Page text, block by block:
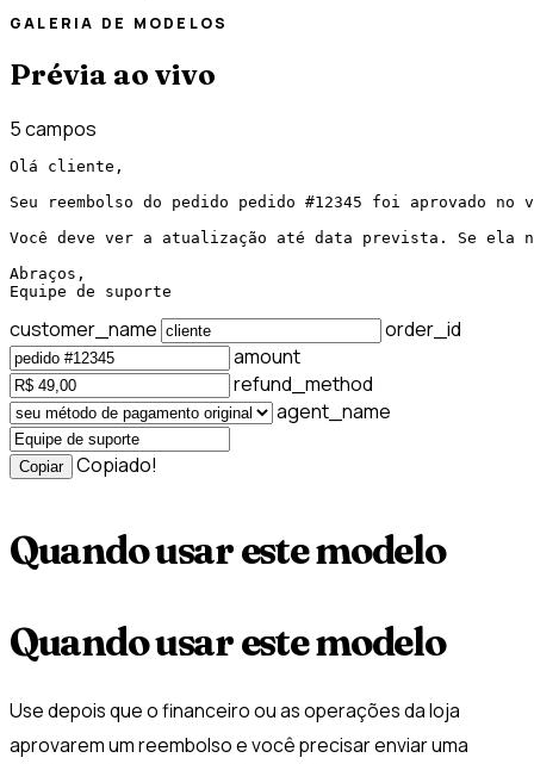
GALERIA DE MODELOS
Prévia ao vivo
5 campos
Olá cliente,
Seu reembolso do pedido pedido #12345 foi aprovado
Você deve ver a atualização até data prevista. Se ela
Abraços,
Equipe de suporte
customer_name
order_id
amount
refund_method
agent_name
Copiar Copiado!
Quando usar este modelo
Quando usar este modelo
Use depois que o financeiro ou as operações da loja
aprovarem um reembolso e você precisar enviar uma